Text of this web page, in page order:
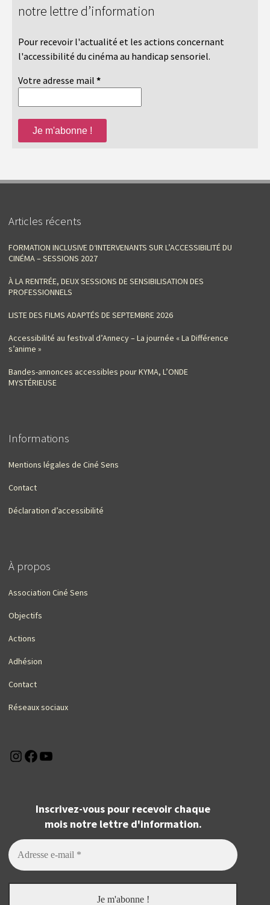
notre lettre d’information
Pour recevoir l'actualité et les actions concernant
l'accessibilité du cinéma au handicap sensoriel.
Votre adresse mail *
Articles récents
FORMATION INCLUSIVE D‘INTERVENANTS SUR L’ACCESSIBILITÉ DU
CINÉMA – SESSIONS 2027
À LA RENTRÉE, DEUX SESSIONS DE SENSIBILISATION DES
PROFESSIONNELS
LISTE DES FILMS ADAPTÉS DE SEPTEMBRE 2026
Accessibilité au festival d’Annecy – La journée « La Différence
s’anime »
Bandes-annonces accessibles pour KYMA, L’ONDE
MYSTÉRIEUSE
Informations
Mentions légales de Ciné Sens
Contact
Déclaration d’accessibilité
À propos
Association Ciné Sens
Objectifs
Actions
Adhésion
Contact
Réseaux sociaux
Instagram
Facebook
Inscrivez-vous pour recevoir chaque
mois notre lettre d'information.